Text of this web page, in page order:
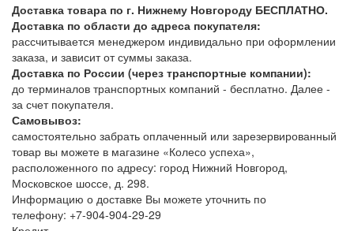
Доставка товара по г. Нижнему Новгороду БЕСПЛАТНО.
Доставка по области до адреса покупателя:
рассчитывается менеджером индивидально при оформлении
заказа, и зависит от суммы заказа.
Доставка по России (через транспортные компании):
до терминалов транспортных компаний - бесплатно. Далее -
за счет покупателя.
Самовывоз:
самостоятельно забрать оплаченный или зарезервированный
товар вы можете в магазине «Колесо успеха»,
расположенного по адресу: город Нижний Новгород,
Московское шоссе, д. 298.
Информацию о доставке Вы можете уточнить по
телефону: +7-904-904-29-29